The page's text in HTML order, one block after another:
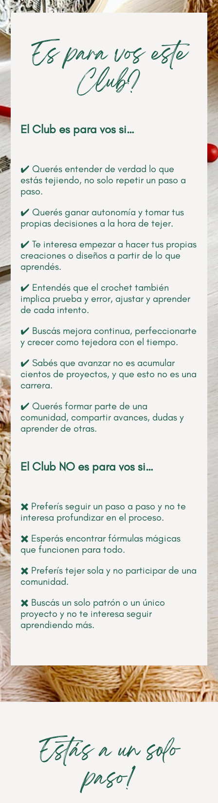
Es para vos este
Club?
El Club es para vos si…
✔️ Querés entender de verdad lo que
estás tejiendo, no solo repetir un paso a
paso.
✔️ Querés ganar autonomía y tomar tus
propias decisiones a la hora de tejer.
✔️ Te interesa empezar a hacer tus propias
creaciones o diseños a partir de lo que
aprendés.
✔️ Entendés que el crochet también
implica prueba y error, ajustar y aprender
de cada intento.
✔️ Buscás mejora continua, perfeccionarte
y crecer como tejedora con el tiempo.
✔️ Sabés que avanzar no es acumular
cientos de proyectos, y que esto no es una
carrera.
✔️ Querés formar parte de una
comunidad, compartir avances, dudas y
aprender de otras.
El Club NO es para vos si…
✖️ Preferís seguir un paso a paso y no te
interesa profundizar en el proceso.
✖️ Esperás encontrar fórmulas mágicas
que funcionen para todo.
✖️ Preferís tejer sola y no participar de una
comunidad.
✖️ Buscás un solo patrón o un único
proyecto y no te interesa seguir
aprendiendo más.
Estás a un solo
paso!